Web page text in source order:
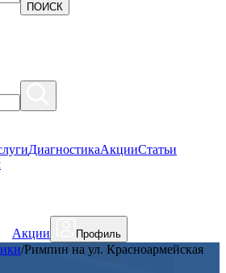
ПОИСК
ДиагностикаАкцииСтатьи
Акции Профиль
/Римпин на ул. Красноармейская